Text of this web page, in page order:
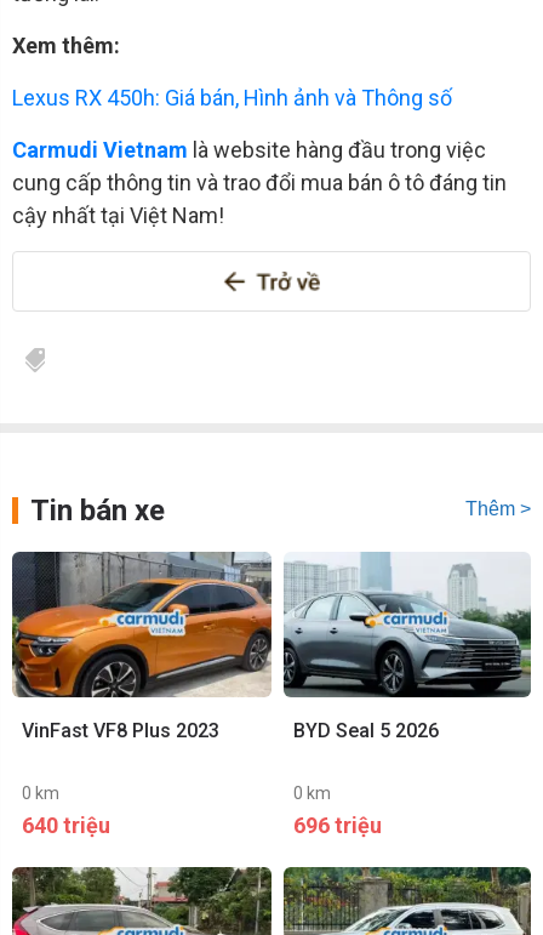
Xem thêm:
Lexus RX 450h: Giá bán, Hình ảnh và Thông số
Carmudi Vietnam là website hàng đầu trong việc
cung cấp thông tin và trao đổi mua bán ô tô đáng tin
cậy nhất tại Việt Nam!
Tin bán xe Thêm >
VinFast VF8 Plus 2023
0 km
640 triệu
BYD Seal 5 2026
0 km
696 triệu